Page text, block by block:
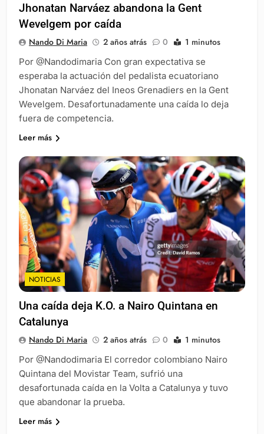
Jhonatan Narváez abandona la Gent
Wevelgem por caída
Nando Di Maria 2 años atrás 0 1 minutos
Por @Nandodimaria Con gran expectativa se
esperaba la actuación del pedalista ecuatoriano
Jhonatan Narváez del Ineos Grenadiers en la Gent
Wevelgem. Desafortunadamente una caída lo deja
fuera de competencia.
Leer más
NOTICIAS
Una caída deja K.O. a Nairo Quintana en
Catalunya
Nando Di Maria 2 años atrás 0 1 minutos
Por @Nandodimaria El corredor colombiano Nairo
Quintana del Movistar Team, sufrió una
desafortunada caída en la Volta a Catalunya y tuvo
que abandonar la prueba.
Leer más